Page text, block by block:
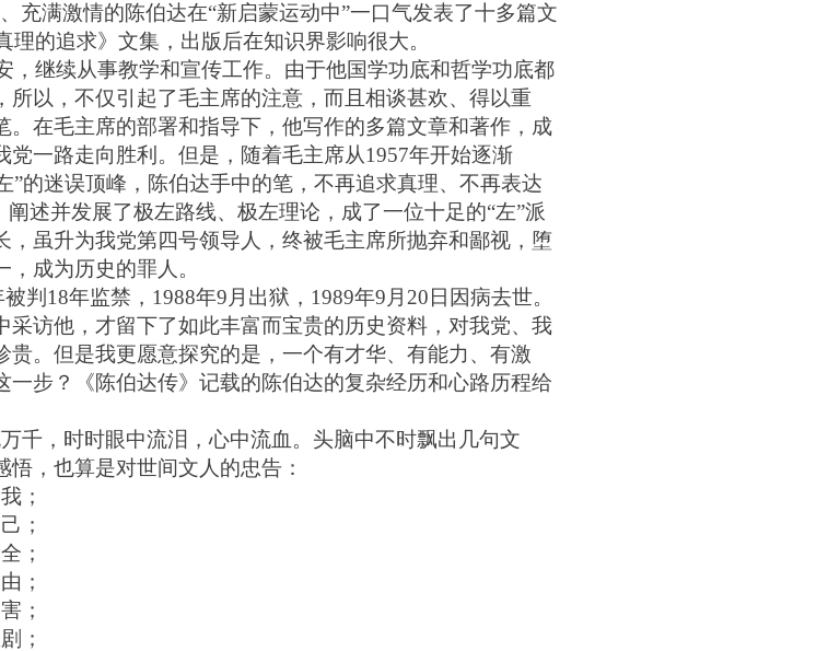
充满激情的陈伯达在“新启蒙运动中”一口气发表了十多篇文
的追求》文集，出版后在知识界影响很大。
，继续从事教学和宣传工作。由于他国学功底和哲学功底都
以，不仅引起了毛主席的注意，而且相谈甚欢、得以重
。在毛主席的部署和指导下，他写作的多篇文章和著作，成
一路走向胜利。但是，随着毛主席从1957年开始逐渐
”的迷误顶峰，陈伯达手中的笔，不再追求真理、不再表达
述并发展了极左路线、极左理论，成了一位十足的“左”派
虽升为我党第四号领导人，终被毛主席所抛弃和鄙视，堕
成为历史的罪人。
判 18年监禁， 1988年9月出狱，1989年9月20 日因病去世。
访他，才留下了如此丰富而宝贵的历史资料，对我党、我
贵。但是我更愿意探究的是，一个有才华、有能力、有激
步？《陈伯达传》记载的陈伯达的复杂经历和心路历程给
千，时时眼中流泪，心中流血。头脑中不时飘出几句文
，也算是对世间文人的忠告：
；
；
；
；
；
；